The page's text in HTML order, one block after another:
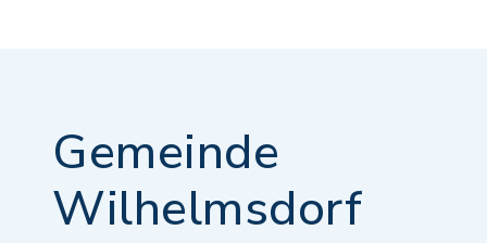
Gemeinde
Wilhelmsdorf